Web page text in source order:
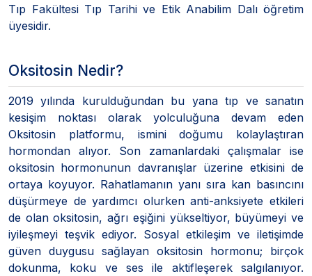
Tıp Fakültesi Tıp Tarihi ve Etik Anabilim Dalı öğretim
üyesidir.
Oksitosin Nedir?
2019 yılında kurulduğundan bu yana tıp ve sanatın
kesişim noktası olarak yolculuğuna devam eden
Oksitosin platformu, ismini doğumu kolaylaştıran
hormondan alıyor. Son zamanlardaki çalışmalar ise
oksitosin hormonunun davranışlar üzerine etkisini de
ortaya koyuyor. Rahatlamanın yanı sıra kan basıncını
düşürmeye de yardımcı olurken anti-anksiyete etkileri
de olan oksitosin, ağrı eşiğini yükseltiyor, büyümeyi ve
iyileşmeyi teşvik ediyor. Sosyal etkileşim ve iletişimde
güven duygusu sağlayan oksitosin hormonu; birçok
dokunma, koku ve ses ile aktifleşerek salgılanıyor.